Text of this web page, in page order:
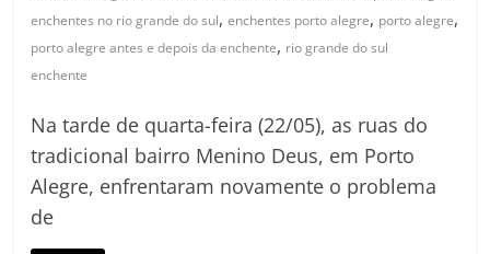
enchentes no rio grande do sul,enchentes porto alegre, porto alegre,
porto alegre antes e depois da enchente, rio grande do sul
enchente
Na tarde de quarta-feira (22/05), as ruas do
tradicional bairro Menino Deus, em Porto
Alegre, enfrentaram novamente o problema
de